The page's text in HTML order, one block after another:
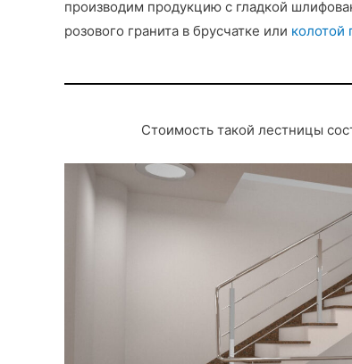
производим продукцию с гладкой
розового гранита в брусчатке или колотой
Стоимость такой лестницы